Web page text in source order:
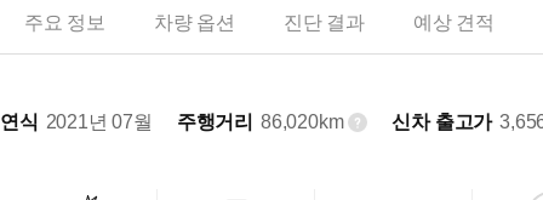
주요 정보 차량 옵션 진단 결과 예상 견적
연식 2021년 07월 주행거리 86,020km 신차 출고가